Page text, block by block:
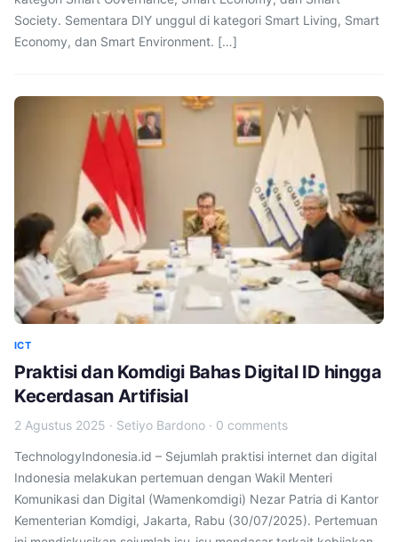
Society. Sementara DIY unggul di kategori Smart Living, Smart
Economy, dan Smart Environment. […]
ICT
Praktisi dan Komdigi Bahas Digital ID hingga
Kecerdasan Artifisial
2 Agustus 2025 · Setiyo Bardono · 0 comments
TechnologyIndonesia.id – Sejumlah praktisi internet dan digital
Indonesia melakukan pertemuan dengan Wakil Menteri
Komunikasi dan Digital (Wamenkomdigi) Nezar Patria di Kantor
Kementerian Komdigi, Jakarta, Rabu (30/07/2025). Pertemuan